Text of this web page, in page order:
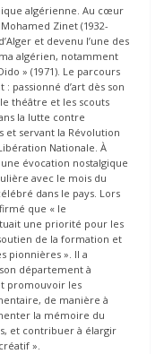
algérienne. Au cœur
Zinet (1932-
et devenu l’une des
algérien, notamment
» (1971). Le parcours
passionné d’art dès son
le théâtre et les scouts
la lutte contre
et servant la Révolution
Nationale. À
évocation nostalgique
avec le mois du
dans le pays. Lors
que « le
une priorité pour les
de la formation et
pionnières ». Il a
département à
promouvoir les
de manière à
la mémoire du
et contribuer à élargir
».